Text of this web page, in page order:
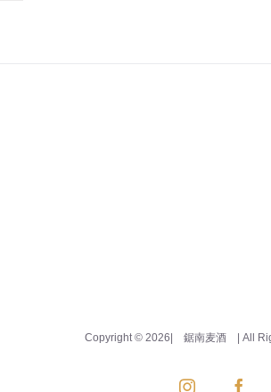
Copyright © 2026| 鋸南麦酒 | All